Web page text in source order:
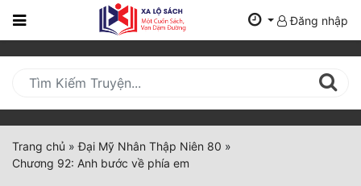
Trang
Mới
Cập
Nhật
(current)
Đăng nhập
Trang chủ »Đại Mỹ Nhân Thập Niên 80 »
Chương 92: Anh bước về phía em